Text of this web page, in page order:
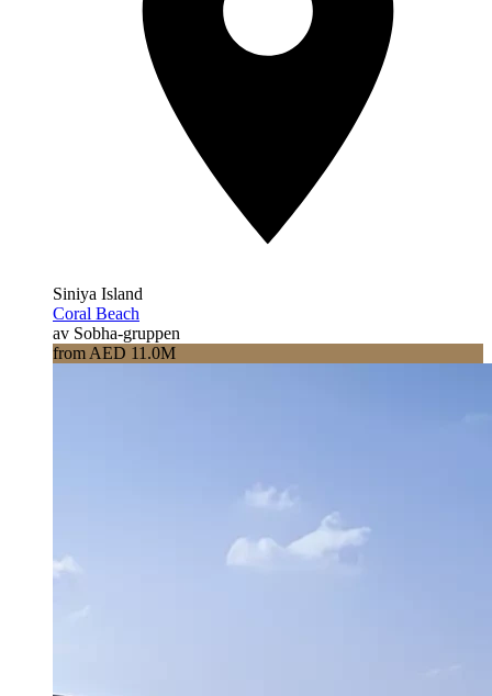
Siniya Island
Coral Beach
av Sobha-gruppen
from AED 11.0M